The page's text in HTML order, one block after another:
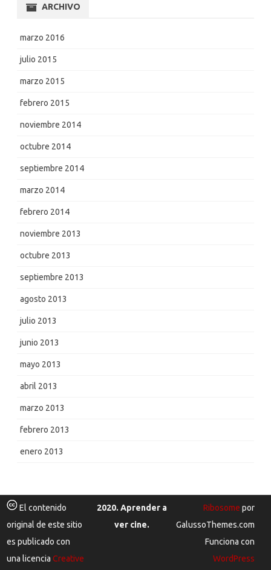
ARCHIVO
marzo 2016
julio 2015
marzo 2015
febrero 2015
noviembre 2014
octubre 2014
septiembre 2014
marzo 2014
febrero 2014
noviembre 2013
octubre 2013
septiembre 2013
agosto 2013
julio 2013
junio 2013
mayo 2013
abril 2013
marzo 2013
febrero 2013
enero 2013
El contenido
original de este sitio
es publicado con
una licenciaCreative
2020. Aprender a
ver cine.
Ribosome por
GalussoThemes.com
Funciona con
WordPress